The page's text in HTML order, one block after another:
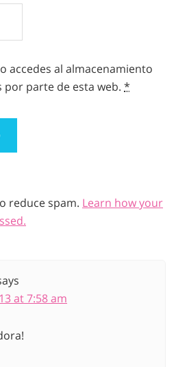
accedes al almacenamiento
parte de esta web. *
reduce spam. Learn how your
at 7:58 am